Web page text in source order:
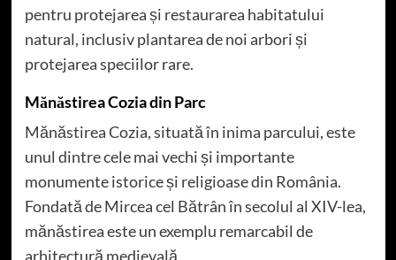
pentru protejarea și restaurarea habitatului
natural, inclusiv plantarea de noi arbori și
protejarea speciilor rare.
Mănăstirea Cozia din Parc
Mănăstirea Cozia, situată în inima parcului, este
unul dintre cele mai vechi și importante
monumente istorice și religioase din România.
Fondată de Mircea cel Bătrân în secolul al XIV-lea,
mănăstirea este un exemplu remarcabil de
arhitectură medievală.